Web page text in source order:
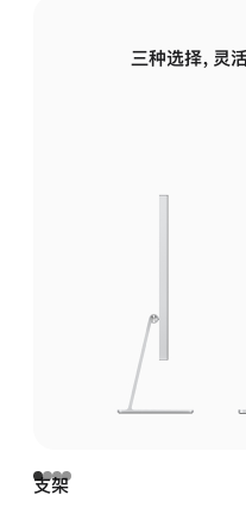
三种选择，灵
支架